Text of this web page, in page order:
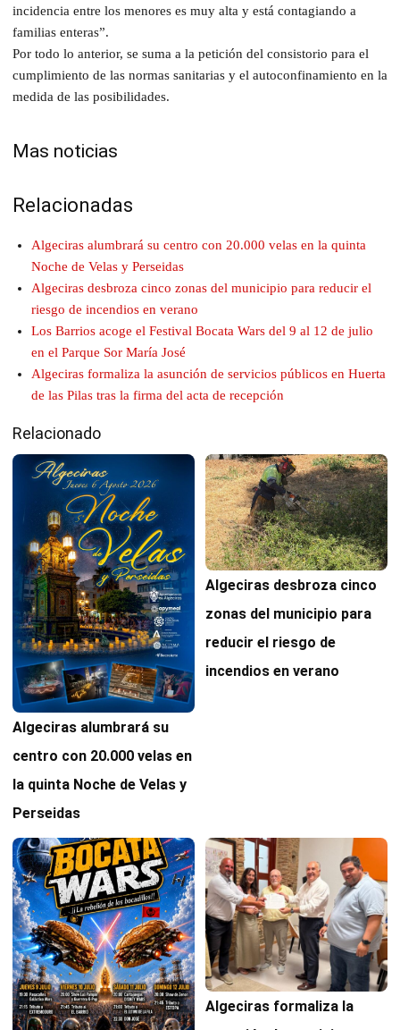
incidencia entre los menores es muy alta y está contagiando a
familias enteras”.
Por todo lo anterior, se suma a la petición del consistorio para el
cumplimiento de las normas sanitarias y el autoconfinamiento en la
medida de las posibilidades.
Mas noticias
Relacionadas
Algeciras alumbrará su centro con 20.000 velas en la quinta
Noche de Velas y Perseidas
Algeciras desbroza cinco zonas del municipio para reducir el
riesgo de incendios en verano
Los Barrios acoge el Festival Bocata Wars del 9 al 12 de julio
en el Parque Sor María José
Algeciras formaliza la asunción de servicios públicos en Huerta
de las Pilas tras la firma del acta de recepción
Relacionado
Algeciras alumbrará su
centro con 20.000 velas en
la quinta Noche de Velas y
Perseidas
Algeciras desbroza cinco
zonas del municipio para
reducir el riesgo de
incendios en verano
Algeciras formaliza la